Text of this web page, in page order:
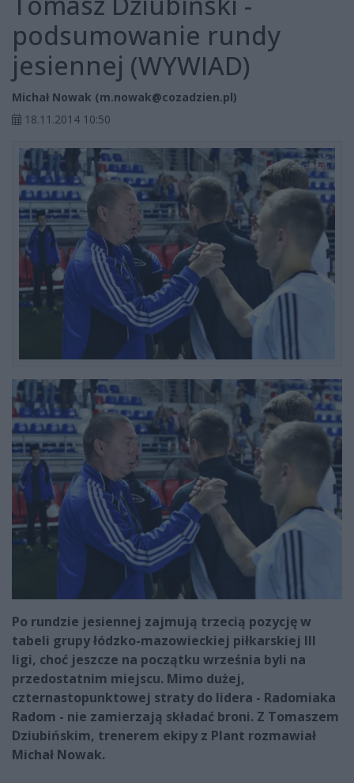
podsumowanie rundy
jesiennej (WYWIAD)
Michał Nowak (m.nowak@cozadzien.pl)
18.11.2014 10:50
Po rundzie jesiennej zajmują trzecią pozycję w
tabeli grupy łódzko-mazowieckiej piłkarskiej III
ligi, choć jeszcze na początku września byli na
przedostatnim miejscu. Mimo dużej,
czternastopunktowej straty do lidera - Radomiaka
Radom - nie zamierzają składać broni. Z Tomaszem
Dziubińskim, trenerem ekipy z Plant rozmawiał
Michał Nowak.